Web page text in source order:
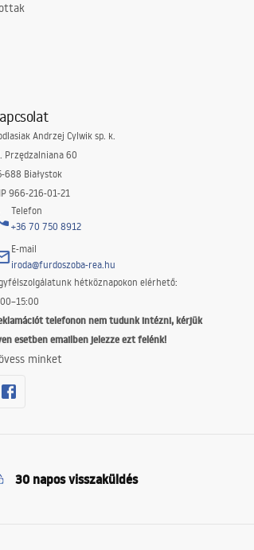
Andrzej Cylwik sp. k.
Przędzalniana 60
688 Białystok
966-216-01-21
Telefon
+36 70 750 8912
E-mail
iroda@furdoszoba-rea.hu
hétköznapokon elérhető:
telefonon nem tudunk intézni, kérjük
esetben emailben jelezze ezt felénk!
minket
30 napos visszaküldés